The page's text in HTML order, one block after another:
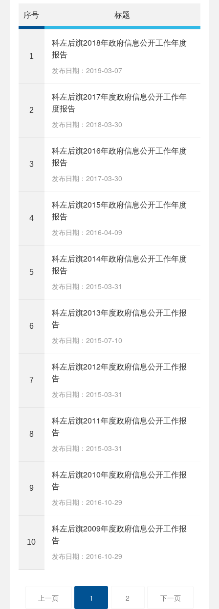
序号 标题
1
科左后旗2018年政府信息公开工作年度
报告
发布日期：2019-03-07
2
科左后旗2017年度政府信息公开工作年
度报告
发布日期：2018-03-30
3
科左后旗2016年政府信息公开工作年度
报告
发布日期：2017-03-30
4
科左后旗2015年政府信息公开工作年度
报告
发布日期：2016-04-09
5
科左后旗2014年政府信息公开工作年度
报告
发布日期：2015-03-31
6
科左后旗2013年度政府信息公开工作报
告
发布日期：2015-07-10
7
科左后旗2012年度政府信息公开工作报
告
发布日期：2015-03-31
8
科左后旗2011年度政府信息公开工作报
告
发布日期：2015-03-31
9
科左后旗2010年度政府信息公开工作报
告
发布日期：2016-10-29
10
科左后旗2009年度政府信息公开工作报
告
发布日期：2016-10-29
上一页 1 2 下一页